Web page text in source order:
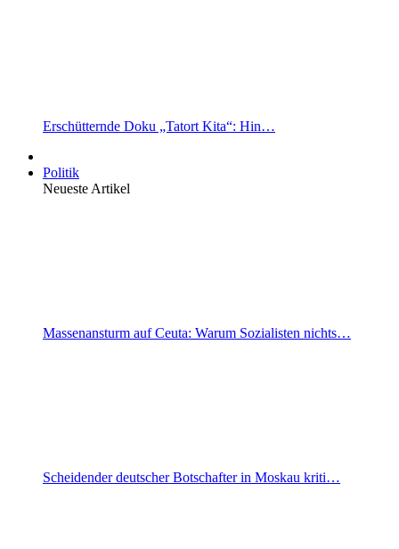
Erschütternde Doku „Tatort Kita“: Hin…
Politik
Neueste Artikel
Massenansturm auf Ceuta: Warum Sozialisten nichts…
Scheidender deutscher Botschafter in Moskau kriti…